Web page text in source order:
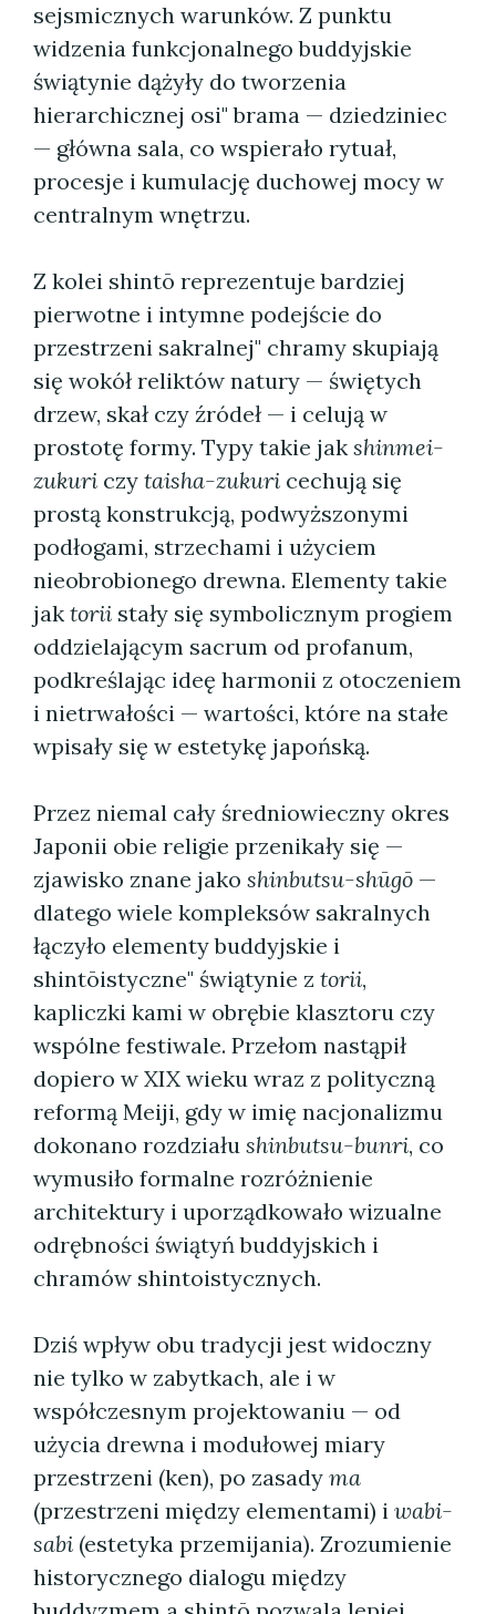
sejsmicznych warunków. Z punktu
widzenia funkcjonalnego buddyjskie
świątynie dążyły do tworzenia
hierarchicznej osi" brama — dziedziniec
— główna sala, co wspierało rytuał,
procesje i kumulację duchowej mocy w
centralnym wnętrzu.
Z kolei shintō reprezentuje bardziej
pierwotne i intymne podejście do
przestrzeni sakralnej" chramy skupiają
się wokół reliktów natury — świętych
drzew, skał czy źródeł — i celują w
prostotę formy. Typy takie jak shinmei-
zukuri czy taisha-zukuri cechują się
prostą konstrukcją, podwyższonymi
podłogami, strzechami i użyciem
nieobrobionego drewna. Elementy takie
jak torii stały się symbolicznym progiem
oddzielającym sacrum od profanum,
podkreślając ideę harmonii z otoczeniem
i nietrwałości — wartości, które na stałe
wpisały się w estetykę japońską.
Przez niemal cały średniowieczny okres
Japonii obie religie przenikały się —
zjawisko znane jako shinbutsu-shūgō —
dlatego wiele kompleksów sakralnych
łączyło elementy buddyjskie i
shintōistyczne" świątynie z torii,
kapliczki kami w obrębie klasztoru czy
wspólne festiwale. Przełom nastąpił
dopiero w XIX wieku wraz z polityczną
reformą Meiji, gdy w imię nacjonalizmu
dokonano rozdziału shinbutsu-bunri, co
wymusiło formalne rozróżnienie
architektury i uporządkowało wizualne
odrębności świątyń buddyjskich i
chramów shintoistycznych.
Dziś wpływ obu tradycji jest widoczny
nie tylko w zabytkach, ale i w
współczesnym projektowaniu — od
użycia drewna i modułowej miary
przestrzeni (ken), po zasady ma
(przestrzeni między elementami) i wabi-
sabi (estetyka przemijania). Zrozumienie
historycznego dialogu między